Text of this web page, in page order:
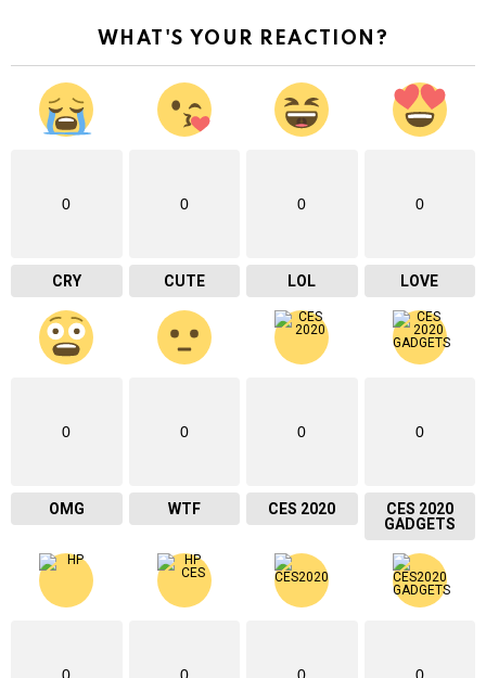
WHAT'S YOUR REACTION?
0
CRY
0
CUTE
0
LOL
0
LOVE
0
OMG
0
WTF
0
CES 2020
0
CES 2020
GADGETS